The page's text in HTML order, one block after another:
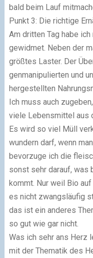
bald beim Lauf
Punkt 3: Die richtige
Am dritten Tag habe
gewidmet. Neben der
größtes Laster. Der
genmanipulierten und
hergestellten
Ich muss auch
viele Lebensmittel aus
Es wird so viel Müll
wundern darf, wenn
bevorzuge ich die
sonst sehr darauf, was
kommt. Nur weil Bio
es nicht zwangsläufig
das ist ein anderes
so gut wie gar nicht.
Was ich sehr ans Herz
mit der Thematik des